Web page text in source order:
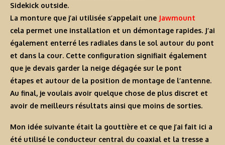
Sidekick outside.
La monture que j’ai utilisée s’appelait une Jawmount
cela permet une installation et un démontage rapides. J’ai
également enterré les radiales dans le sol autour du pont
et dans la cour. Cette configuration signifiait également
que je devais garder la neige dégagée sur le pont
étapes et autour de la position de montage de l’antenne.
Au final, je voulais avoir quelque chose de plus discret et
avoir de meilleurs résultats ainsi que moins de sorties.
Mon idée suivante était la gouttière et ce que j’ai fait ici a
été utilisé le conducteur central du coaxial et la tresse a